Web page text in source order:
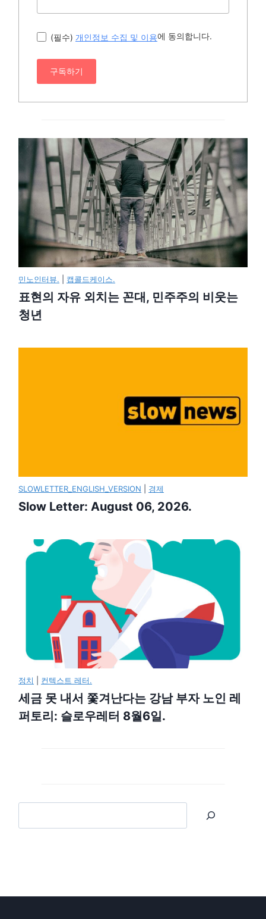
(필수) 개인정보 수집 및 이용에 동의합니다.
구독하기
민노인터뷰. 캡콜드케이스.
표현의 자유 외치는 꼰대, 민주주의 비웃는
청년
SLOWLETTER_ENGLISH_VERSION 경제
Slow Letter: August 06, 2026.
정치 컨텍스트 레터.
세금 못 내서 쫓겨난다는 강남 부자 노인 레
퍼토리: 슬로우레터 8월6일.